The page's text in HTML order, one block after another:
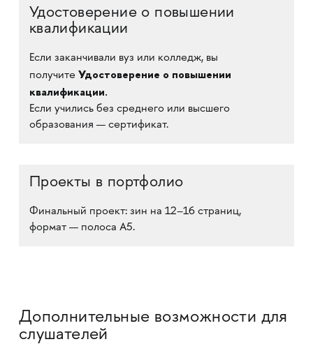
Удостоверение о повышении
квалификации
Если заканчивали вуз или колледж, вы
получите Удостоверение о повышении
квалификации.
Если учились без среднего или высшего
образования — сертификат.
Проекты в портфолио
Финальный проект: зин на 12–16 страниц,
формат — полоса А5.
Дополнительные возможности для
слушателей